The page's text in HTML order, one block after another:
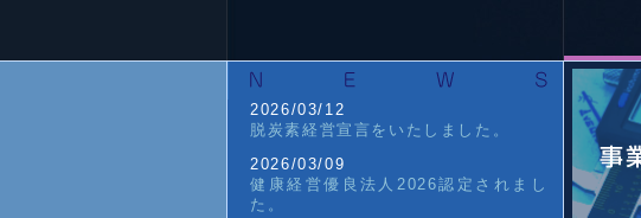
2026/03/12
脱炭素経営宣言をいたしました。
2026/03/09
健康経営優良法人2026認定されまし
た。